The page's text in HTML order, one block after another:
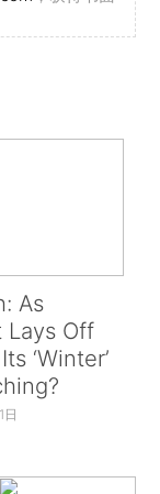
As
Lays Off
‘Winter’